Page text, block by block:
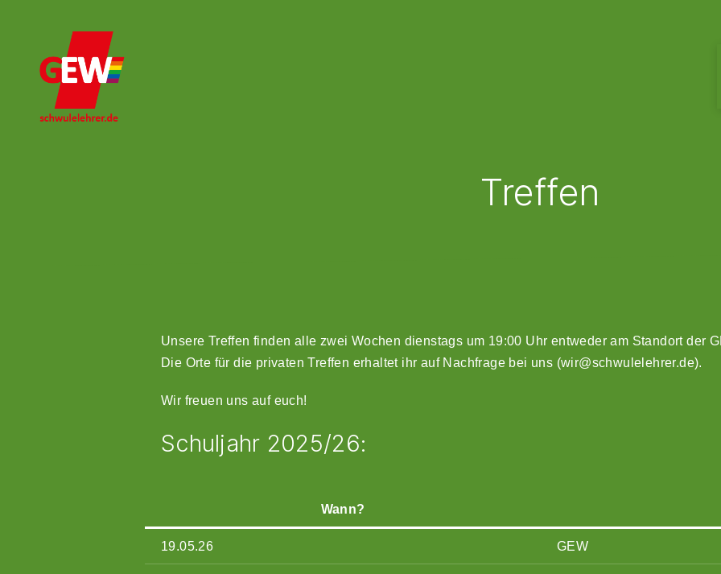
Treffen
Unsere Treffen finden alle zwei Wochen dienstags um 19:00 Uhr entweder am Standort der
Die Orte für die privaten Treffen erhaltet ihr auf Nachfrage bei uns (wir@schwulelehrer.de).
Wir freuen uns auf euch!
Schuljahr 2025/26:
Wann?
19.05.26 GEW